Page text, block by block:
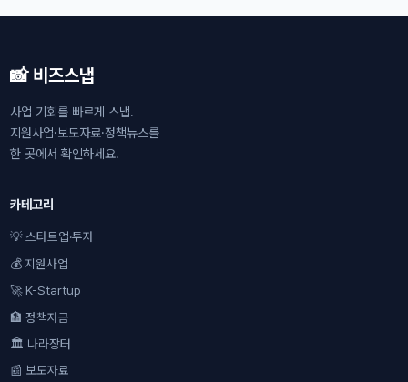
📸 비즈스냅
사업 기회를 빠르게 스냅.
지원사업·보도자료·정책뉴스를
한 곳에서 확인하세요.
카테고리
💡 스타트업·투자
💰 지원사업
🚀 K-Startup
🏦 정책자금
🏛 나라장터
📰 보도자료